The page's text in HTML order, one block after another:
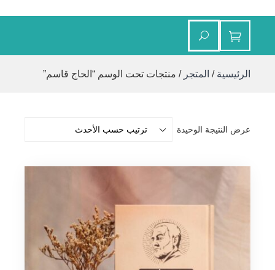
الرئيسية / المتجر / منتجات تحت الوسم “الحاج قاسم”
عرض النتيجة الوحيدة